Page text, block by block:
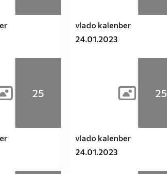
vlado kalenber
24.01.2023
25 25
vlado kalenber
24.01.2023